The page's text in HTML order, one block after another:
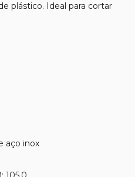
plástico. Ideal para cortar
aço inox